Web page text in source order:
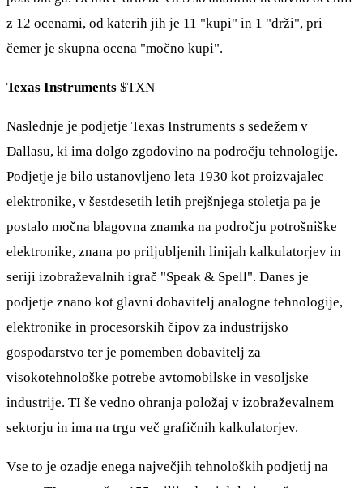
z 12 ocenami, od katerih jih je 11 "kupi" in 1 "drži", pri
čemer je skupna ocena "močno kupi".
Texas Instruments $TXN
Naslednje je podjetje Texas Instruments s sedežem v
Dallasu, ki ima dolgo zgodovino na področju tehnologije.
Podjetje je bilo ustanovljeno leta 1930 kot proizvajalec
elektronike, v šestdesetih letih prejšnjega stoletja pa je
postalo močna blagovna znamka na področju potrošniške
elektronike, znana po priljubljenih linijah kalkulatorjev in
seriji izobraževalnih igrač "Speak & Spell". Danes je
podjetje znano kot glavni dobavitelj analogne tehnologije,
elektronike in procesorskih čipov za industrijsko
gospodarstvo ter je pomemben dobavitelj za
visokotehnološke potrebe avtomobilske in vesoljske
industrije. TI še vedno ohranja položaj v izobraževalnem
sektorju in ima na trgu več grafičnih kalkulatorjev.
Vse to je ozadje enega največjih tehnoloških podjetij na